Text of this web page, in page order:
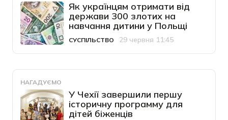
Як українцям отримати від
держави 300 злотих на
навчання дитини у Польщі
Категорія
СУСПІЛЬСТВО
Дата публікації29 червня 11:45
НАГАДУЄМО
У Чехії завершили першу
історичну программу для
дітей біженців